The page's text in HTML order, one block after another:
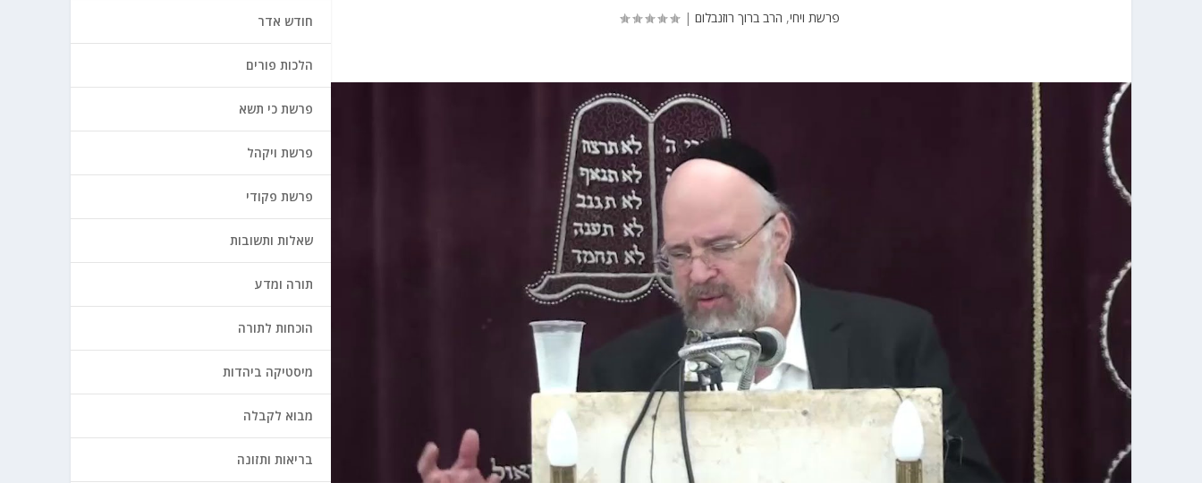
פרשת ויחי, הרב ברוך רוזנבלום| חודש אדר
הלכות פורים
פרשת כי תשא
פרשת ויקהל
פרשת פקודי
שאלות ותשובות
תורה ומדע
הוכחות לתורה
מיסטיקה ביהדות
מבוא לקבלה
בריאות ותזונה